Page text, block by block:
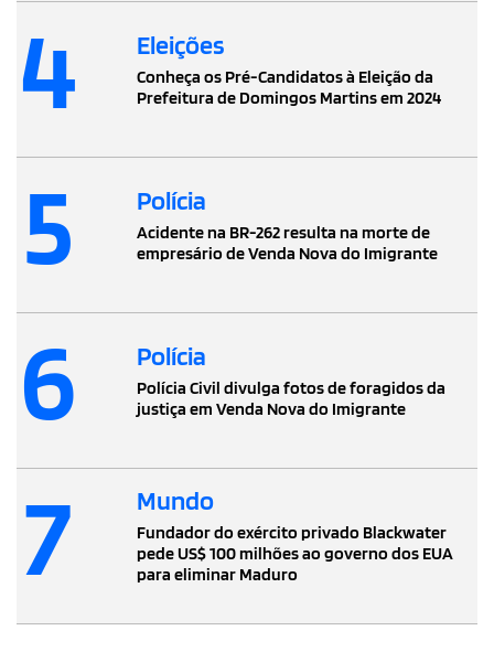
4 Eleições
Conheça os Pré-Candidatos à Eleição da
Prefeitura de Domingos Martins em 2024
5 Polícia
Acidente na BR-262 resulta na morte de
empresário de Venda Nova do Imigrante
6 Polícia
Polícia Civil divulga fotos de foragidos da
justiça em Venda Nova do Imigrante
7 Mundo
Fundador do exército privado Blackwater
pede US$ 100 milhões ao governo dos EUA
para eliminar Maduro